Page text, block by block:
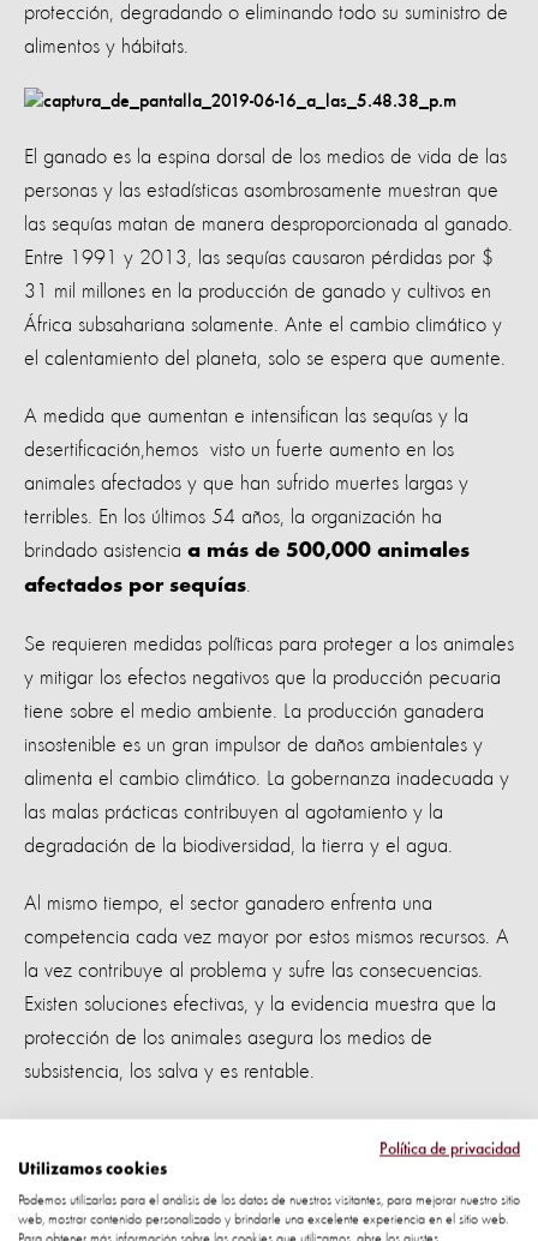
protección, degradando o eliminando todo su suministro de
alimentos y hábitats.
El ganado es la espina dorsal de los medios de vida de las
personas y las estadísticas asombrosamente muestran que
las sequías matan de manera desproporcionada al ganado.
Entre 1991 y 2013, las sequías causaron pérdidas por $
31 mil millones en la producción de ganado y cultivos en
África subsahariana solamente. Ante el cambio climático y
el calentamiento del planeta, solo se espera que aumente.
A medida que aumentan e intensifican las sequías y la
desertificación,hemos visto un fuerte aumento en los
animales afectados y que han sufrido muertes largas y
terribles. En los últimos 54 años, la organización ha
brindado asistencia a más de 500,000 animales
afectados por sequías
Se requieren medidas políticas para proteger a los animales
y mitigar los efectos negativos que la producción pecuaria
tiene sobre el medio ambiente. La producción ganadera
insostenible es un gran impulsor de daños ambientales y
alimenta el cambio climático. La gobernanza inadecuada y
las malas prácticas contribuyen al agotamiento y la
degradación de la biodiversidad, la tierra y el agua.
Al mismo tiempo, el sector ganadero enfrenta una
competencia cada vez mayor por estos mismos recursos. A
la vez contribuye al problema y sufre las consecuencias.
Existen soluciones efectivas, y la evidencia muestra que la
protección de los animales asegura los medios de
subsistencia, los salva y es rentable.
sequías cíclicas y, en 2013, World Animal Protection
desarrolló un proyecto de reducción de riesgos con
propietarios de ganado para ayudarlos a sobrevivir a la
Política de privacidad
Utilizamos cookies
Podemos utilizarlas para el análisis de los datos de nuestros visitantes, para mejorar nuestro sitio
web, mostrar contenido personalizado y brindarle una excelente experiencia en el sitio web.